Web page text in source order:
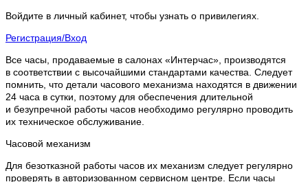
Войдите в личный кабинет, чтобы узнать о привилегиях.
Регистрация/Вход
Все часы, продаваемые в салонах «Интерчас», производятся
в соответствии с высочайшими стандартами качества. Следует
помнить, что детали часового механизма находятся в движении
24 часа в сутки, поэтому для обеспечения длительной
и безупречной работы часов необходимо регулярно проводить
их техническое обслуживание.
Часовой механизм
Для безотказной работы часов их механизм следует регулярно
проверять в авторизованном сервисном центре. Если часы